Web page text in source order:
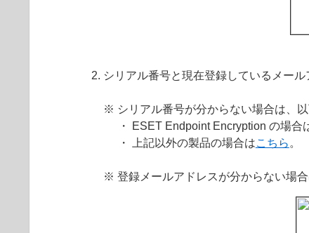
シリアル番号と現在登録しているメー
※ シリアル番号が分からない場合は、以
・ ESET Endpoint Encryption の場合
・ 上記以外の製品の場合はこちら 。
※ 登録メールアドレスが分からない場合